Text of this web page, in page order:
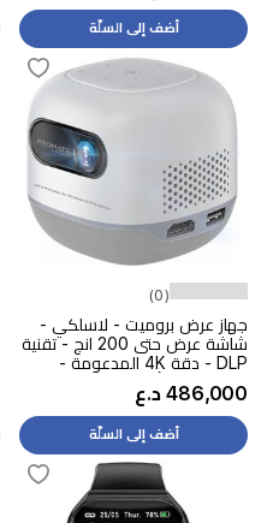
أضف إلى السلّة
(0)
جهاز عرض بروميت - لاسلكي -
شاشة عرض حتى 200 انج - تقنية
DLP - دقة 4K المدعومة -
8400 مللي أمبير - وقت تشغيل
حتى 3 ساعات - ابيض
486,000 د.ع
أضف إلى السلّة